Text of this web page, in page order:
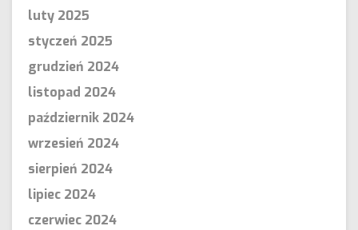
luty 2025
styczeń 2025
grudzień 2024
listopad 2024
październik 2024
wrzesień 2024
sierpień 2024
lipiec 2024
czerwiec 2024